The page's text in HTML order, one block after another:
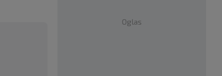
Oglas